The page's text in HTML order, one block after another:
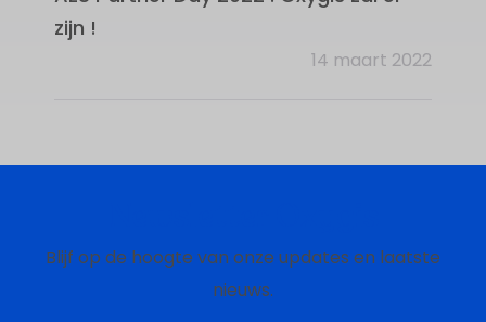
zijn !
14 maart 2022
Blijf op de hoogte van onze updates en laatste
nieuws.